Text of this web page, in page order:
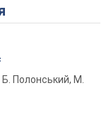
Полонський, М.